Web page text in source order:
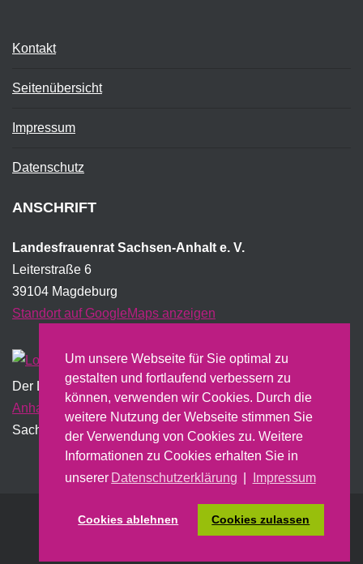
Um unsere Webseite für Sie optimal zu
gestalten und fortlaufend verbessern zu
können, verwenden wir Cookies. Durch die
weitere Nutzung der Webseite stimmen Sie
der Verwendung von Cookies zu. Weitere
Informationen zu Cookies erhalten Sie in
unserer Datenschutzerklärung Impressum
Cookies ablehnen Cookies zulassen
Kontakt
Seitenübersicht
Impressum
Datenschutz
ANSCHRIFT
Landesfrauenrat Sachsen-Anhalt e. V.
Leiterstraße 6
39104 Magdeburg
Standort auf GoogleMaps anzeigen
Der Landesfrauenrat wird institutionell vom Land
Anhalt
gefördert und erstellt dazu u.a. einen jährlichen
Sachbericht.
Nach oben